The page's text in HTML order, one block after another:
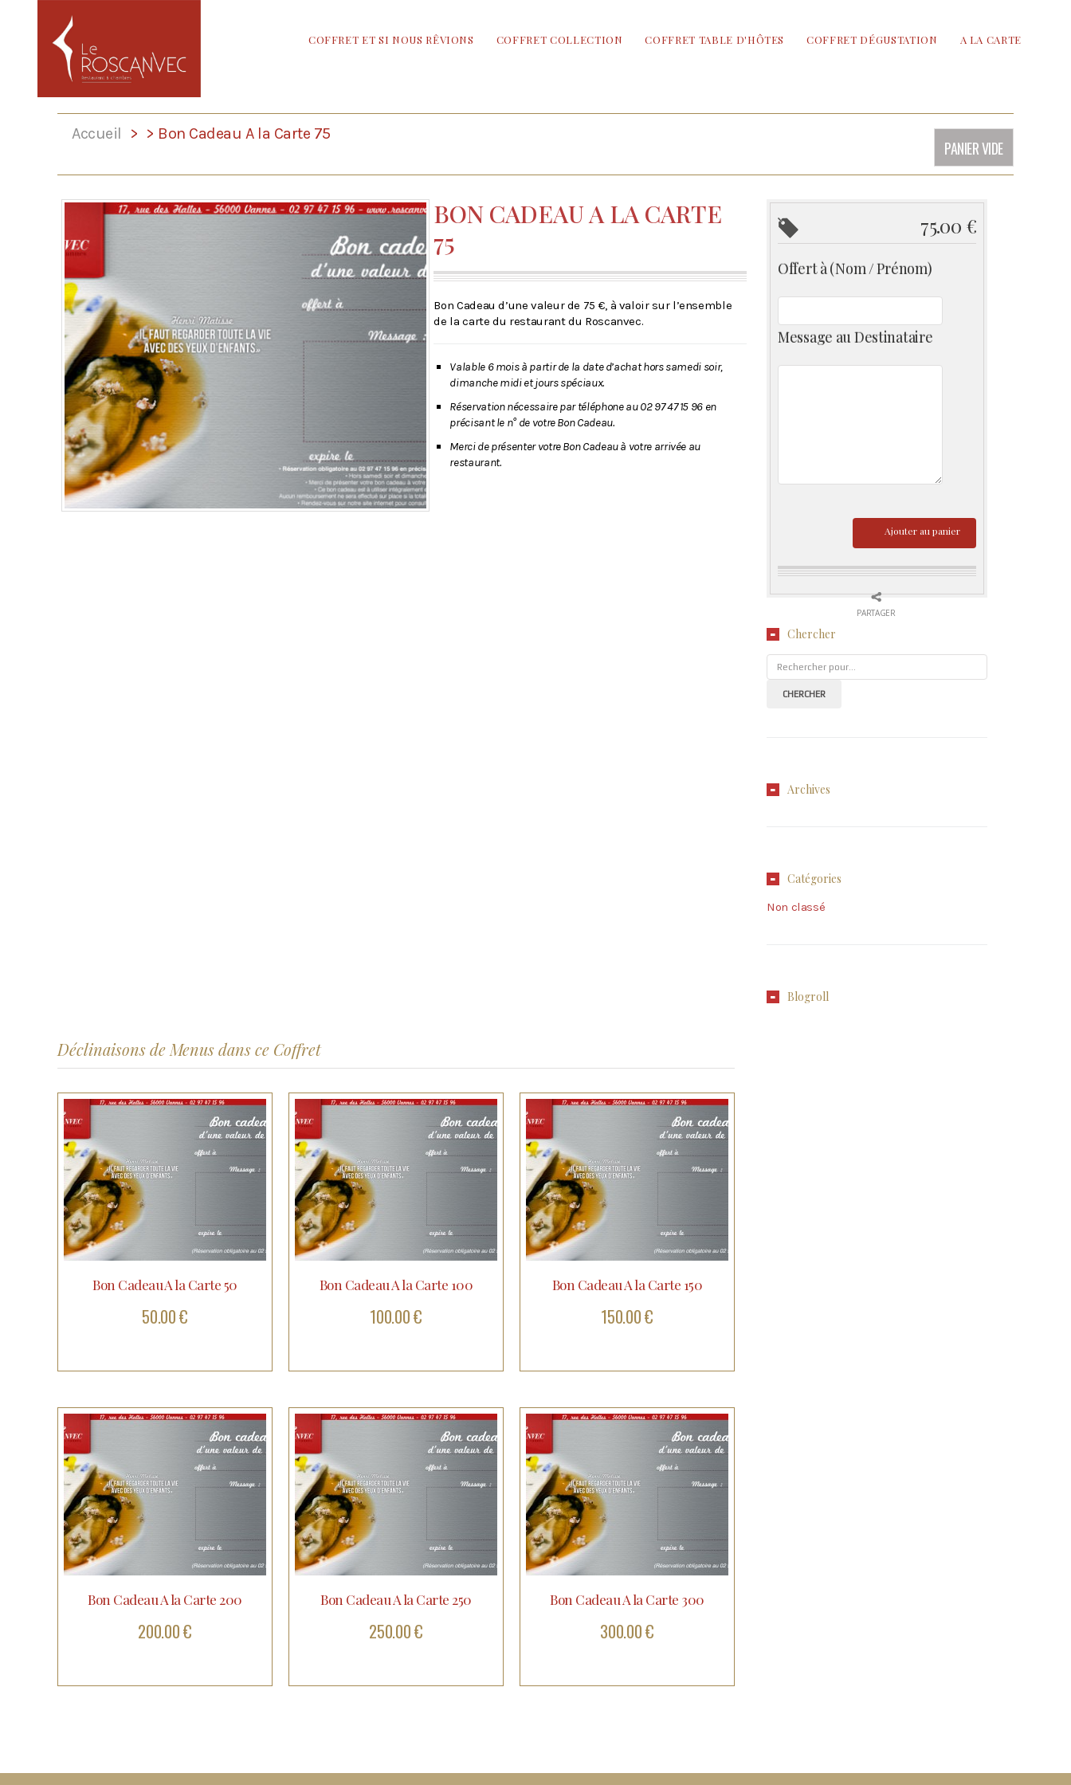
COFFRET ET SI NOUS RÊVIONS COFFRET COLLECTION COFFRET TABLE D'HÔTES COFFRET DÉGUSTATION A LA CARTE
Accueil > > Bon Cadeau A la Carte 75
PANIER VIDE
BON CADEAU A LA CARTE
75
Bon Cadeau d’une valeur de 75 €, à valoir sur l’ensemble
de la carte du restaurant du Roscanvec.
Valable 6 mois à partir de la date d’achat hors samedi soir,
dimanche midi et jours spéciaux.
Réservation nécessaire par téléphone au 02 97 47 15 96 en
précisant le n° de votre Bon Cadeau.
Merci de présenter votre Bon Cadeau à votre arrivée au
restaurant.
75.00 €
Offert à (Nom / Prénom)
Message au Destinataire
Ajouter au panier
PARTAGER
Chercher
Archives
Catégories
Non classé
Blogroll
Déclinaisons de Menus dans ce Coffret
Bon Cadeau A la Carte 50
50.00 €
Bon Cadeau A la Carte 100
100.00 €
Bon Cadeau A la Carte 150
150.00 €
Bon Cadeau A la Carte 200
200.00 €
Bon Cadeau A la Carte 250
250.00 €
Bon Cadeau A la Carte 300
300.00 €